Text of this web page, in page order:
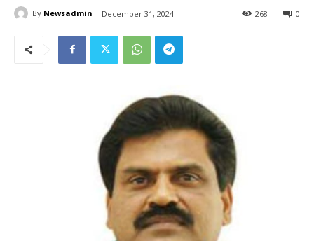
By Newsadmin December 31, 2024 0
268